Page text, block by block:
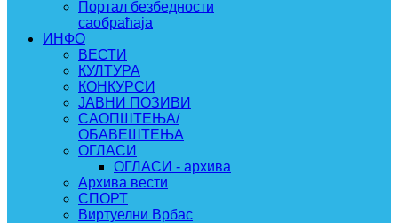
Портал безбедности
саобраћаја
ИНФО
ВЕСТИ
КУЛТУРА
КОНКУРСИ
ЈАВНИ ПОЗИВИ
САОПШТЕЊА/
ОБАВЕШТЕЊА
ОГЛАСИ
ОГЛАСИ - архива
Архива вести
СПОРТ
Виртуелни Врбас